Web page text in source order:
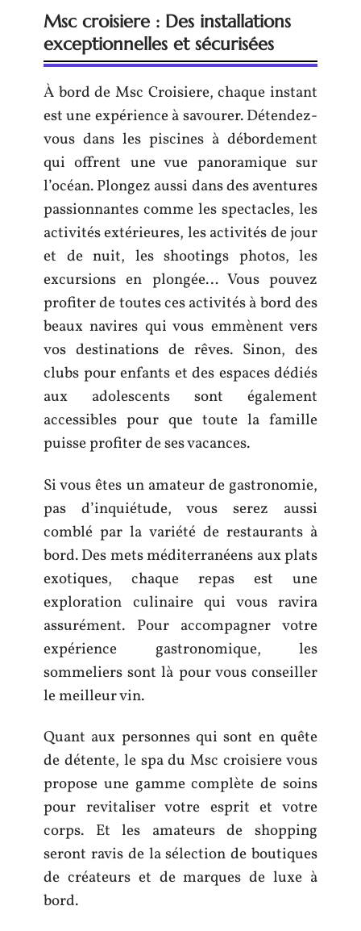
Msc croisiere : Des installations
exceptionnelles et sécurisées
À bord de Msc Croisiere, chaque instant
est une expérience à savourer. Détendez-
vous dans les piscines à débordement
qui offrent une vue panoramique sur
l’océan. Plongez aussi dans des aventures
passionnantes comme les spectacles, les
activités extérieures, les activités de jour
et de nuit, les shootings photos, les
excursions en plongée… Vous pouvez
profiter de toutes ces activités à bord des
beaux navires qui vous emmènent vers
vos destinations de rêves. Sinon, des
clubs pour enfants et des espaces dédiés
aux adolescents sont également
accessibles pour que toute la famille
puisse profiter de ses vacances.
Si vous êtes un amateur de gastronomie,
pas d’inquiétude, vous serez aussi
comblé par la variété de restaurants à
bord. Des mets méditerranéens aux plats
exotiques, chaque repas est une
exploration culinaire qui vous ravira
assurément. Pour accompagner votre
expérience gastronomique, les
sommeliers sont là pour vous conseiller
le meilleur vin.
Quant aux personnes qui sont en quête
de détente, le spa du Msc croisiere vous
propose une gamme complète de soins
pour revitaliser votre esprit et votre
corps. Et les amateurs de shopping
seront ravis de la sélection de boutiques
de créateurs et de marques de luxe à
bord.